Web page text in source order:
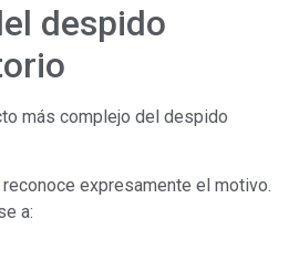
despido
más complejo del despido
expresamente el motivo.
a: